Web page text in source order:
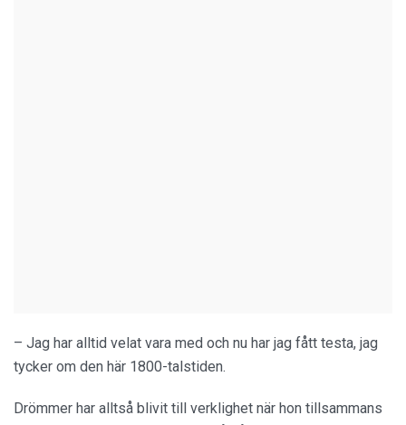
– Jag har alltid velat vara med och nu har jag fått testa, jag
tycker om den här 1800-talstiden.
Drömmer har alltså blivit till verklighet när hon tillsammans